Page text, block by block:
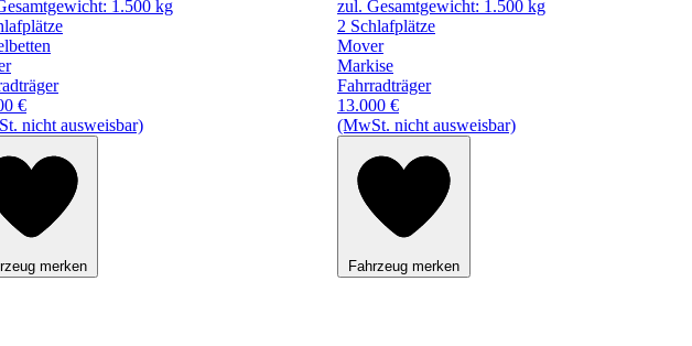
1.500 kg
€
nicht ausweisbar)
merken
zul. Gesamtgewicht: 1.500 kg
2 Schlafplätze
Mover
Markise
Fahrradträger
13.000 €
(MwSt. nicht ausweisbar)
Fahrzeug merken